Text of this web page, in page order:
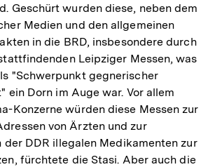
Geschürt wurden diese, neben dem
Medien und den allgemeinen
in die BRD, insbesondere durch
Leipziger Messen, was
"Schwerpunkt gegnerischer
Dorn im Auge war. Vor allem
Konzerne würden diese Messen zur
von Ärzten und zur
der DDR illegalen Medikamenten zur
fürchtete die Stasi. Aber auch die